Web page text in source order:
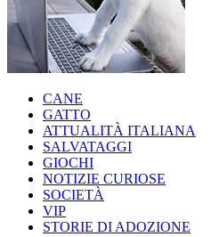
CANE
GATTO
ATTUALITÀ ITALIANA
SALVATAGGI
GIOCHI
NOTIZIE CURIOSE
SOCIETÀ
VIP
STORIE DI ADOZIONE